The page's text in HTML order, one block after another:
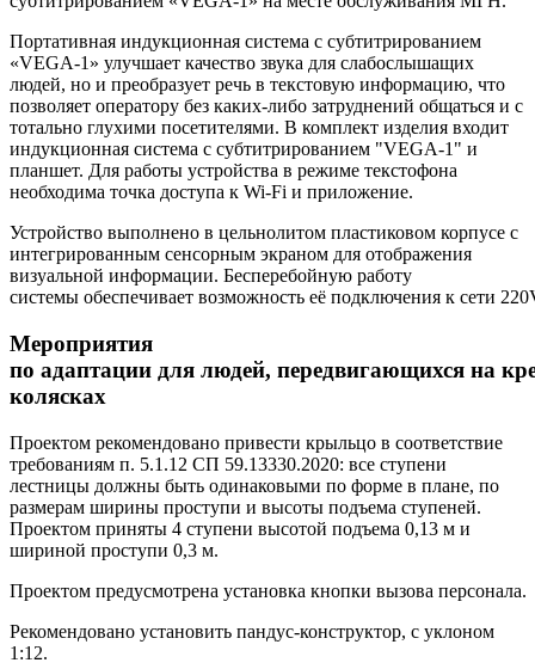
Портативная индукционная система с субтитрированием
«VEGA-1» улучшает качество звука для слабослышащих
людей, но и преобразует речь в текстовую информацию, что
позволяет оператору без каких-либо затруднений общаться и с
тотально глухими посетителями. В комплект изделия входит
индукционная система с субтитрированием "VEGA-1" и
планшет. Для работы устройства в режиме текстофона
необходима точка доступа к Wi-Fi и приложение.
Устройство выполнено в цельнолитом пластиковом корпусе с
интегрированным сенсорным экраном для отображения
визуальной информации. Бесперебойную работу
системы обеспечивает возможность её подключения к сети
Мероприятия
по адаптации для людей, передвигающихся на
колясках
Проектом рекомендовано привести крыльцо в соответствие
требованиям п. 5.1.12 СП 59.13330.2020: все ступени
лестницы должны быть одинаковыми по форме в плане, по
размерам ширины проступи и высоты подъема ступеней.
Проектом приняты 4 ступени высотой подъема 0,13 м и
шириной проступи 0,3 м.
Проектом предусмотрена установка кнопки вызова персонала.
Рекомендовано установить пандус-конструктор, с уклоном
1:12.